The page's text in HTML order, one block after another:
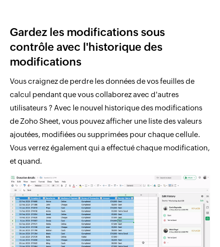
Gardez les modifications sous
contrôle avec l'historique des
modifications
Vous craignez de perdre les données de vos feuilles de
calcul pendant que vous collaborez avec d'autres
utilisateurs ? Avec le nouvel historique des modifications
de Zoho Sheet, vous pouvez afficher une liste des valeurs
ajoutées, modifiées ou supprimées pour chaque cellule.
Vous verrez également qui a effectué chaque modification,
et quand.